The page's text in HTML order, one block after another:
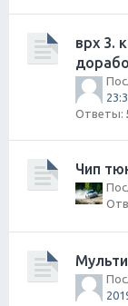
врх 3.
Ответы:
Чип